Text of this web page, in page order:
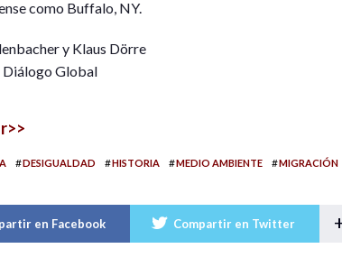
como Buffalo, NY.
y Klaus Dörre
Diálogo Global
#DESIGUALDAD #HISTORIA #MEDIO AMBIENTE #MIGRACIÓN
en Facebook Compartir en Twitter